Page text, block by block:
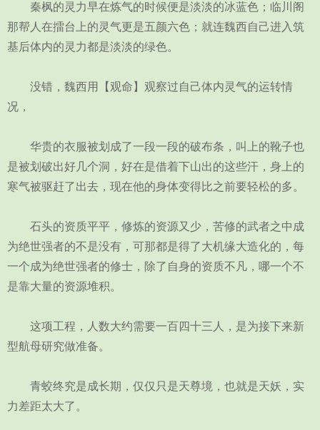
秦枫的灵力早在炼气的时候便是淡淡的冰蓝色；临川阁
那帮人在擂台上的灵气更是五颜六色；就连魏西自己进入筑
基后体内的灵力都是淡淡的绿色。
没错，魏西用【观命】观察过自己体内灵气的运转情
况，
华贵的衣服被划成了一段一段的破布条，叫上的靴子也
是被划破出好几个洞，好在是借着下山出的这些汗，身上的
寒气被驱赶了出去，现在他的身体变得比之前要轻松的多。
石头的资质平平，修炼的资源又少，苦修的武者之中成
为绝世强者的不是没有，可那都是得了大机缘大造化的，每
一个成为绝世强者的修士，除了自身的资质不凡，哪一个不
是靠大量的资源堆积。
这项工程，人数大约需要一百四十三人，是为接下来新
型航母研究做准备。
青蛟终究是成长期，仅仅只是天尊境，也就是天妖，实
力差距太大了。